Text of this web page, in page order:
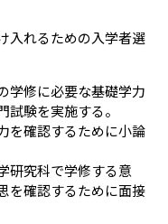
れるための入学者選
修に必要な基礎学力
験を実施する。
確認するために小論
究科で学修する意
を確認するために面接